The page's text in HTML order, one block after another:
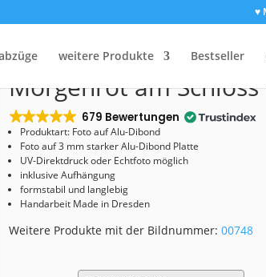
♥
weitere Produkte Bestseller
Morgenrot am Schloss Pillnitz
Alu-Dibond (00748)
Morgenrot am
679 Bewertungen
Produktart: Foto auf Alu-Dibond
Foto auf 3 mm starker Alu-Dibond Platte
UV-Direktdruck oder Echtfoto möglich
inklusive Aufhängung
formstabil und langlebig
Handarbeit Made in Dresden
Weitere Produkte mit der Bildnummer:00748